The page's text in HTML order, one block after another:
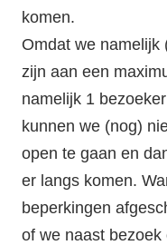
komen.
Omdat we namelijk
zijn aan een
namelijk 1
kunnen we (nog)
open te gaan en
er langs komen.
beperkingen
of we naast